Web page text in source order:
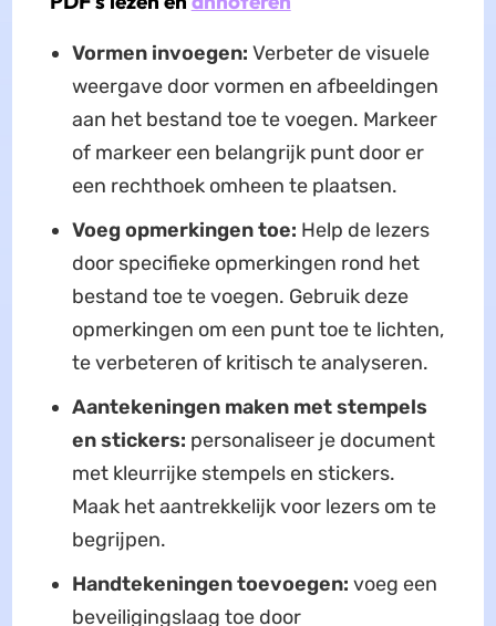
Vormen invoegen: Verbeter de visuele
weergave door vormen en afbeeldingen
aan het bestand toe te voegen. Markeer
of markeer een belangrijk punt door er
een rechthoek omheen te plaatsen.
Voeg opmerkingen toe: Help de lezers
door specifieke opmerkingen rond het
bestand toe te voegen. Gebruik deze
opmerkingen om een punt toe te lichten,
te verbeteren of kritisch te analyseren.
Aantekeningen maken met stempels
en stickers: personaliseer je document
met kleurrijke stempels en stickers.
Maak het aantrekkelijk voor lezers om te
begrijpen.
Handtekeningen toevoegen: voeg een
beveiligingslaag toe door